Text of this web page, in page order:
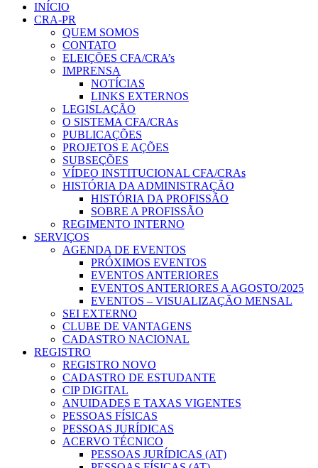
INÍCIO
CRA-PR
QUEM SOMOS
CONTATO
ELEIÇÕES CFA/CRA’s
IMPRENSA
NOTÍCIAS
LINKS EXTERNOS
LEGISLAÇÃO
O SISTEMA CFA/CRAs
PUBLICAÇÕES
PROJETOS E AÇÕES
SUBSEÇÕES
VÍDEO INSTITUCIONAL CFA/CRAs
HISTÓRIA DA ADMINISTRAÇÃO
HISTÓRIA DA PROFISSÃO
SOBRE A PROFISSÃO
REGIMENTO INTERNO
SERVIÇOS
AGENDA DE EVENTOS
PRÓXIMOS EVENTOS
EVENTOS ANTERIORES
EVENTOS ANTERIORES A AGOSTO/2025
EVENTOS – VISUALIZAÇÃO MENSAL
SEI EXTERNO
CLUBE DE VANTAGENS
CADASTRO NACIONAL
REGISTRO
REGISTRO NOVO
CADASTRO DE ESTUDANTE
CIP DIGITAL
ANUIDADES E TAXAS VIGENTES
PESSOAS FÍSICAS
PESSOAS JURÍDICAS
ACERVO TÉCNICO
PESSOAS JURÍDICAS (AT)